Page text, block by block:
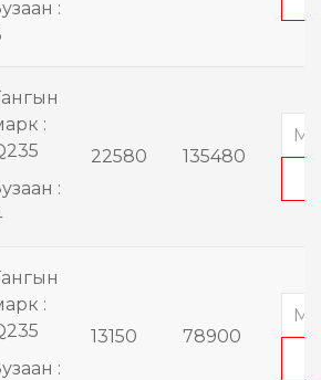
:
:
:
22580 135480
:
:
13150 78900